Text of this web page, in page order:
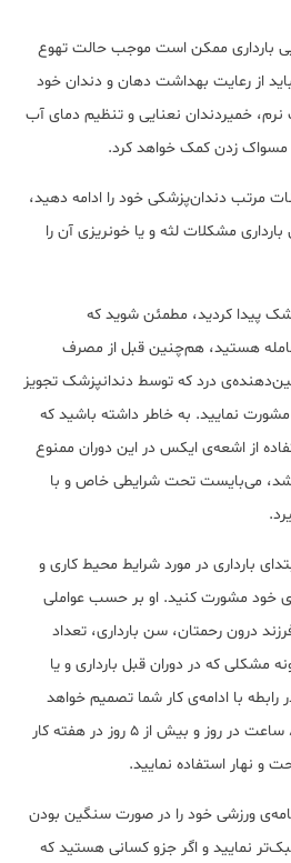
بارداری ممکن است موجب حالت تهوع
از رعایت بهداشت دهان و دندان خود
خمیردندان نعنایی و تنظیم دمای آب
زدن کمک خواهد کرد.
مرتب دندان‌پزشکی خود را ادامه دهید،
در دوران بارداری مشکلات لثه و یا خونریزی آن را
پیدا کردید، مطمئن شوید که
هستید، هم‌چنین قبل از مصرف
درد که توسط دندانپزشک تجویز
نمایید. به خاطر داشته باشید که
از اشعه‌ی ایکس در این دوران ممنوع
می‌بایست تحت شرایطی خاص و با
بارداری در مورد شرایط محیط کاری و
خود مشورت کنید. او بر حسب عواملی
درون رحمتان، سن بارداری، تعداد
مشکلی که در دوران قبل بارداری و یا
رابطه با ادامه‌ی کار شما تصمیم خواهد
گرفت. اما به طورکلی بیش از 8 ساعت در روز و بیش از 5 روز در هفته کار
و نهار استفاده نمایید.
ورزشی خود را در صورت سنگین بودن
بعد، سبک‌تر نمایید و اگر جزو کسانی هستید که